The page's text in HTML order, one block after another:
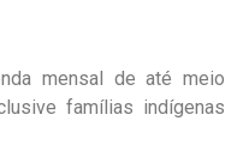
mensal de até meio
famílias indígenas